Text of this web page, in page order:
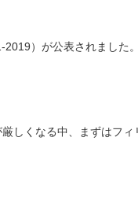
）が公表されました。
しくなる中、まずはフ